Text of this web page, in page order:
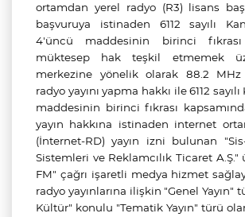
ortamdan yerel radyo (R3) lisans
başvuruya istinaden 6112 sayılı
4'üncü maddesinin birinci fıkrası
müktesep hak teşkil etmemek
merkezine yönelik olarak 88.2 MHz
radyo yayını yapma hakkı ile 6112
maddesinin birinci fıkrası
yayın hakkına istinaden internet
(İnternet-RD) yayın izni bulunan "
Sistemleri ve Reklamcılık Ticaret A.Ş."
FM" çağrı işaretli medya hizmet
radyo yayınlarına ilişkin "Genel
Kültür" konulu "Tematik Yayın" türü